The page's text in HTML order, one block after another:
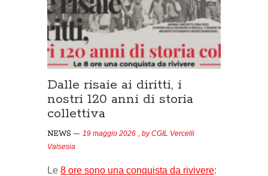
Dalle risaie ai diritti, i
nostri 120 anni di storia
collettiva
NEWS 19 maggio 2026 , byCGIL Vercelli
Valsesia
Le 8 ore sono una conquista da rivivere: